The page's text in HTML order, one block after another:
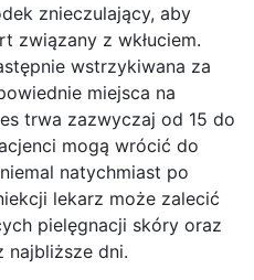
znieczulający, aby
związany z wkłuciem.
wstrzykiwana za
miejsca na
trwa zazwyczaj od 15 do
mogą wrócić do
natychmiast po
lekarz może zalecić
pielęgnacji skóry oraz
najbliższe dni.